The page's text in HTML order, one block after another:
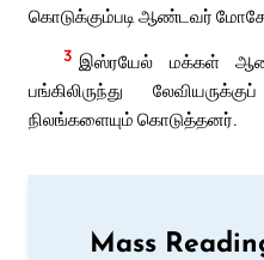
கொடுக்கும்படி ஆண்டவர்
3 இஸ்ரயேல் மக்கள்
பங்கிலிருந்து
நிலங்களையும் கொடுத்தனர்.
Mass